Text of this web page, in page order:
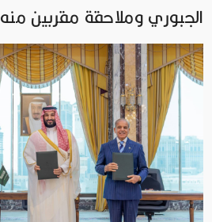
الجبوري وملاحقة مقربين منه